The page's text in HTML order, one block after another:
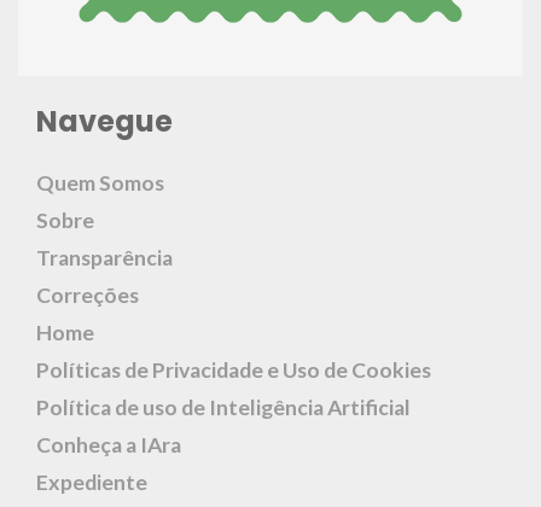
Navegue
Quem Somos
Sobre
Transparência
Correções
Home
Políticas de Privacidade e Uso de Cookies
Política de uso de Inteligência Artificial
Conheça a IAra
Expediente